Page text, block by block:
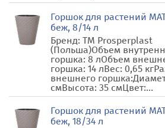
Горшок для растений
беж, 8/14 л
Бренд: TM Prosperplast
(Польша)Объем
горшка: 8 лОбъем
горшка: 14 лВес: 0,65
внешнего
смВысота: 35 смЦвет:...
Горшок для растений
беж, 18/34 л